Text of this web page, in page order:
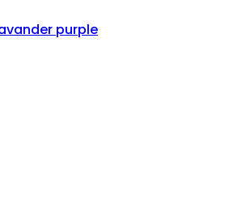
purple